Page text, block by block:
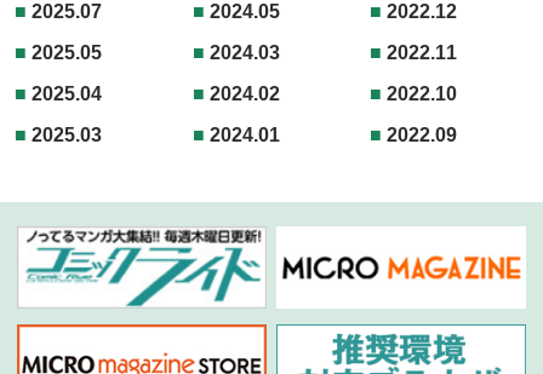
2025.07
2025.05
2025.04
2025.03
2024.05
2024.03
2024.02
2024.01
2022.12
2022.11
2022.10
2022.09